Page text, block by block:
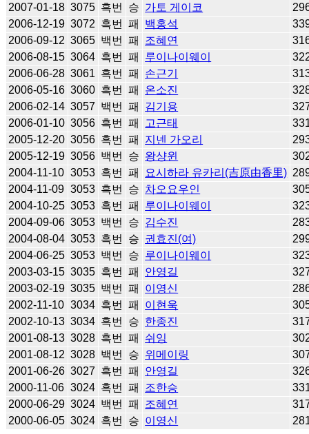
2007-01-18 3075 흑번 승 가토 게이코
2006-12-19 3072 흑번 패 백홍석
2006-09-12 3065 백번 패 조혜연
2006-08-15 3064 흑번 패 루이나이웨이
2006-06-28 3061 흑번 패 손근기
2006-05-16 3060 흑번 패 온소진
2006-02-14 3057 백번 패 김기용
2006-01-10 3056 흑번 패 고근태
2005-12-20 3056 흑번 패 지넨 가오리
2005-12-19 3056 백번 승 왕샹윈
2004-11-10 3053 흑번 패 요시하라 유카리(吉原由香里)
2004-11-09 3053 흑번 승 차오요우인
2004-10-25 3053 흑번 패 루이나이웨이
2004-09-06 3053 백번 승 김수진
2004-08-04 3053 흑번 승 권효진(여)
2004-06-25 3053 백번 승 루이나이웨이
2003-03-15 3035 흑번 패 안영길
2003-02-19 3035 백번 패 이영신
2002-11-10 3034 흑번 패 이현욱
2002-10-13 3034 흑번 승 한종진
2001-08-13 3028 흑번 패 쉬잉
2001-08-12 3028 백번 승 위메이링
2001-06-26 3027 흑번 패 안영길
2000-11-06 3024 흑번 패 조한승
2000-06-29 3024 백번 패 조혜연
2000-06-05 3024 흑번 승 이영신